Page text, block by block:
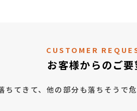
CUSTOMER
お客様からのご要
ちてきて、他の部分も落ちそうで